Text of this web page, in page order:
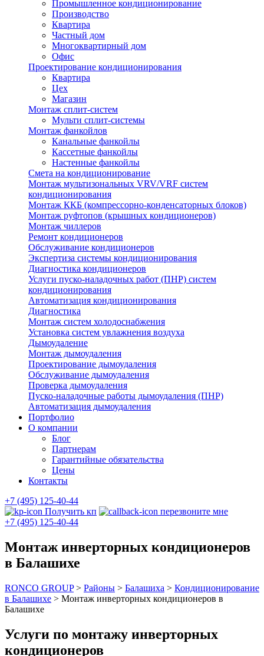
Промышленное кондиционирование
Производство
Квартира
Частный дом
Многоквартирный дом
Офис
Проектирование кондиционирования
Квартира
Цех
Магазин
Монтаж сплит-систем
Мульти сплит-системы
Монтаж фанкойлов
Канальные фанкойлы
Кассетные фанкойлы
Настенные фанкойлы
Смета на кондиционирование
Монтаж мультизональных VRV/VRF систем
кондиционирования
Монтаж ККБ (компрессорно-конденсаторных блоков)
Монтаж руфтопов (крышных кондиционеров)
Монтаж чиллеров
Ремонт кондиционеров
Обслуживание кондиционеров
Экспертиза системы кондиционирования
Диагностика кондиционеров
Услуги пуско-наладочных работ (ПНР) систем
кондиционирования
Автоматизация кондиционирования
Диагностика
Монтаж систем холодоснабжения
Установка систем увлажнения воздуха
Дымоудаление
Монтаж дымоудаления
Проектирование дымоудаления
Обслуживание дымоудаления
Проверка дымоудаления
Пуско-наладочные работы дымоудаления (ПНР)
Автоматизация дымоудаления
Портфолио
О компании
Блог
Партнерам
Гарантийные обязательства
Цены
Контакты
+7 (495) 125-40-44
Получить кп
перезвоните мне
+7 (495) 125-40-44
Монтаж инверторных кондиционеров
в Балашихе
RONCO GROUP> Районы > Балашиха > Кондиционирование
в Балашихе > Монтаж инверторных кондиционеров в
Балашихе
Услуги по монтажу инверторных
кондиционеров